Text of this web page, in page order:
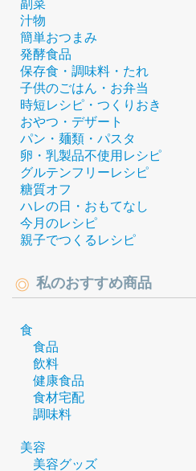
副菜
汁物
簡単おつまみ
発酵食品
保存食・調味料・たれ
子供のごはん・お弁当
時短レシピ・つくりおき
おやつ・デザート
パン・麺類・パスタ
卵・乳製品不使用レシピ
グルテンフリーレシピ
糖質オフ
ハレの日・おもてなし
今月のレシピ
親子でつくるレシピ
私のおすすめ商品
食
食品
飲料
健康食品
食材宅配
調味料
美容
美容グッズ